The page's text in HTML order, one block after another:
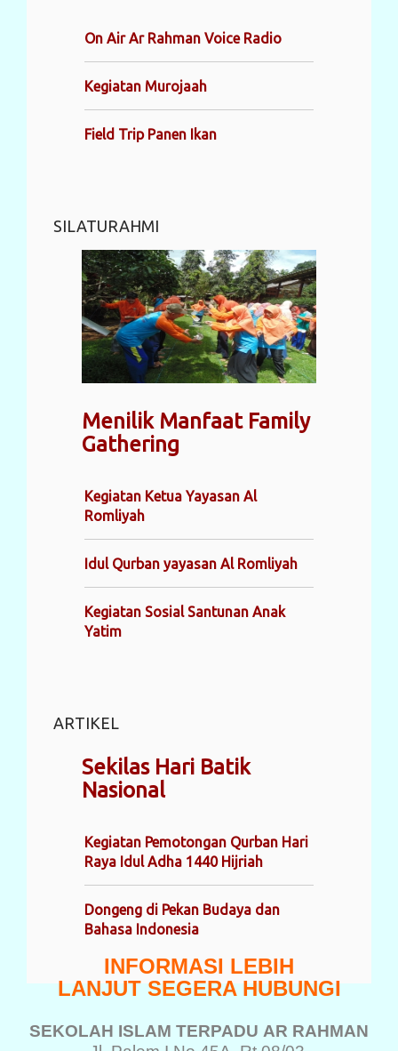
On Air Ar Rahman Voice Radio
Kegiatan Murojaah
Field Trip Panen Ikan
SILATURAHMI
Menilik Manfaat Family
Gathering
Kegiatan Ketua Yayasan Al
Romliyah
Idul Qurban yayasan Al Romliyah
Kegiatan Sosial Santunan Anak
Yatim
ARTIKEL
Sekilas Hari Batik
Nasional
Kegiatan Pemotongan Qurban Hari
Raya Idul Adha 1440 Hijriah
Dongeng di Pekan Budaya dan
Bahasa Indonesia
INFORMASI LEBIH
LANJUT SEGERA HUBUNGI
SEKOLAH ISLAM TERPADU AR RAHMAN